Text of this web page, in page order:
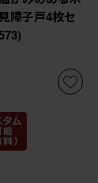
障子戸4枚セ